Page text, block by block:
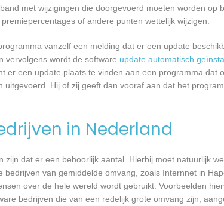
met wijzigingen die doorgevoerd moeten worden op
of andere punten wettelijk wijzigen.
vanzelf een melding dat er een update
vervolgens wordt de software update automatisch
er een update plaats te vinden aan een programma dat
Hij of zij geeft dan vooraf aan dat het
in Nederland
zijn dat er een behoorlijk aantal. Hierbij moet natuurlijk
van gemiddelde omvang, zoals Internnet in
over de hele wereld wordt gebruikt. Voorbeelden
bedrijven die van een redelijk grote omvang zijn,